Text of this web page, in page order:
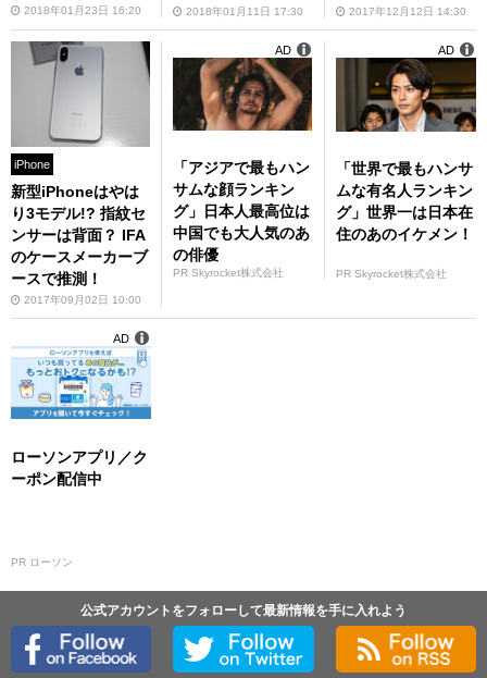
2018年01月23日 16:20 2018年01月11日 17:30 2017年12月12日 14:30
iPhone
新型iPhoneはやは
り3モデル!? 指紋セ
ンサーは背面？ IFA
のケースメーカーブ
ースで推測！
2017年09月02日 10:00
「アジアで最もハン
サムな顔ランキン
グ」日本人最高位は
中国でも大人気のあ
の俳優
PR Skyrocket株式会社
AD
「世界で最もハンサ
ムな有名人ランキン
グ」世界一は日本在
住のあのイケメン！
PR Skyrocket株式会社
AD
ローソンアプリ／ク
ーポン配信中
PR ローソン
AD
公式アカウントをフォローして最新情報を手に入れよう